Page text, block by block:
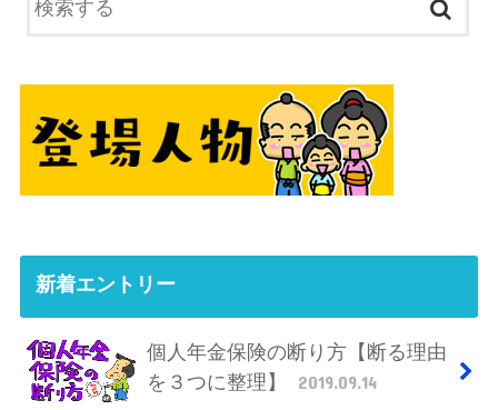
新着エントリー
個人年金保険の断り方【断る理由
を３つに整理】
2019.09.14